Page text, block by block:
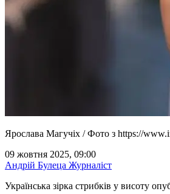
Ярослава Магучіх / Фото з https://
09 жовтня 2025, 09:00
Андрій Булеца Журналіст
Українська зірка стрибків у висоту